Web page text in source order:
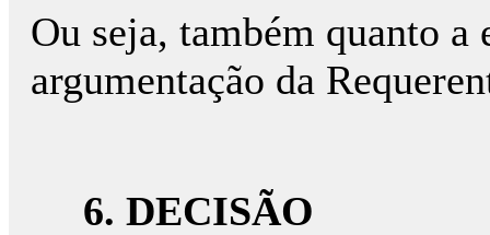
Ou seja, também quanto a
argumentação da
6. DECISÃO